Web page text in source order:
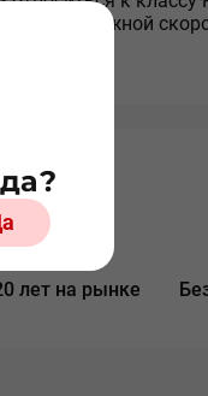
возможной
лет на рынке